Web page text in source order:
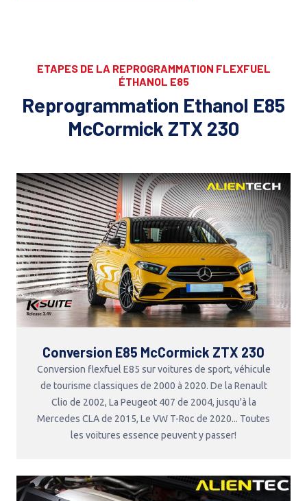
ETAPES DE LA REPROGRAMMATION FLEXFUEL
ÉTHANOL E85
Reprogrammation Ethanol E85
McCormick ZTX 230
Conversion E85 McCormick ZTX 230
Conversion flexfuel E85 sur voitures de sport, véhicule
de tourisme classiques de 2000 à 2020. De la Renault
Clio de 2002, La Peugeot 407 de 2004, jusqu'à la
Mercedes CLA de 2015, Le VW T-Roc de 2020... Toutes
les voitures essence peuvent y passer!